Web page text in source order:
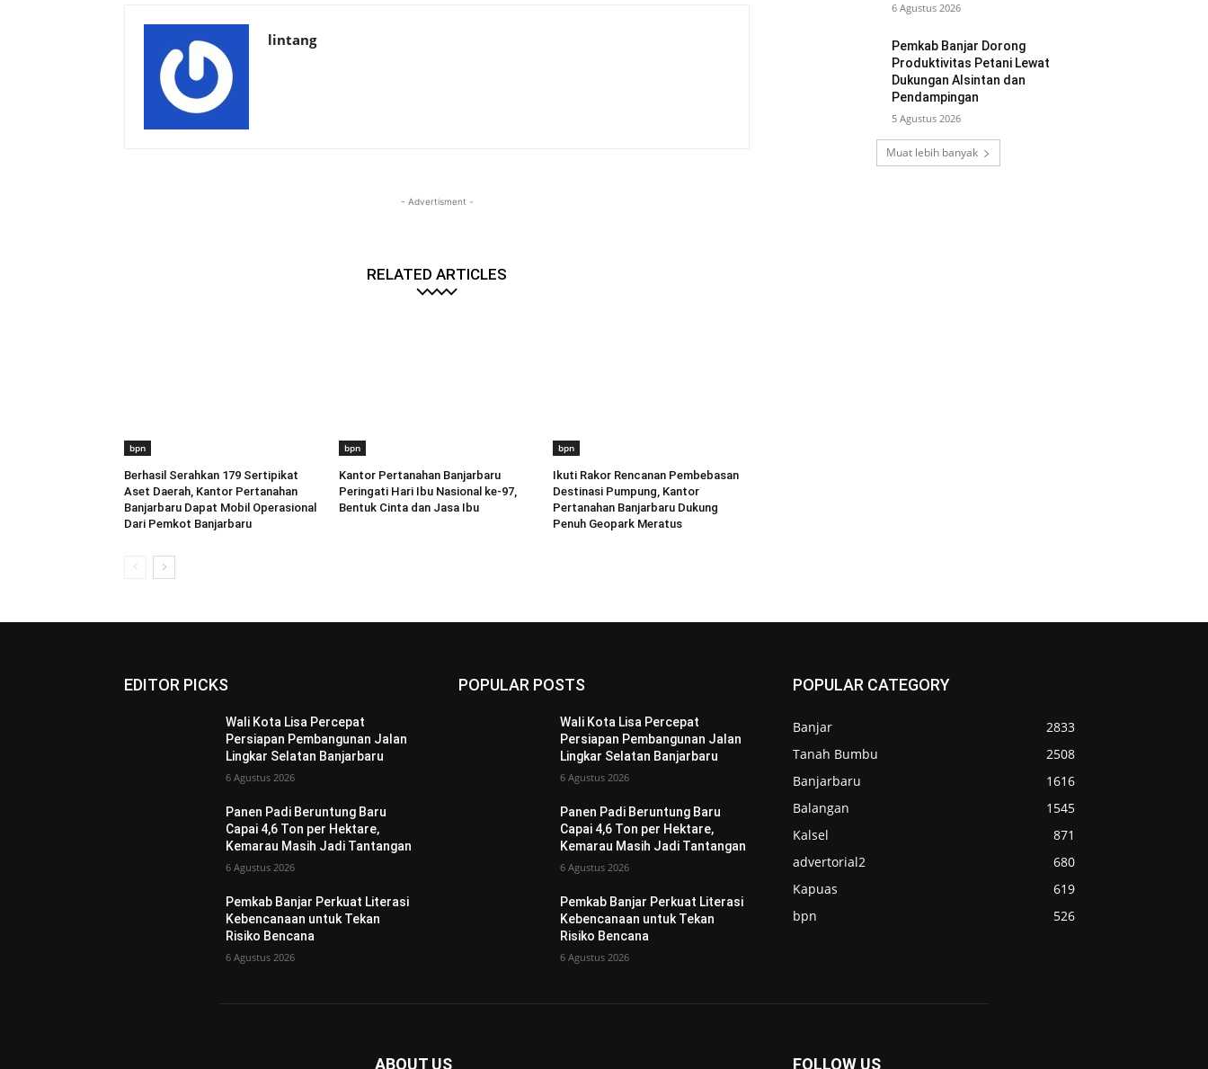
lintang
- Advertisment -
RELATED ARTICLES
bpn
Berhasil Serahkan 179 Sertipikat
Aset Daerah, Kantor Pertanahan
Banjarbaru Dapat Mobil Operasional
Dari Pemkot Banjarbaru
bpn
Kantor Pertanahan Banjarbaru
Peringati Hari Ibu Nasional ke-97,
Bentuk Cinta dan Jasa Ibu
bpn
Ikuti Rakor Rencanan Pembebasan
Destinasi Pumpung, Kantor
Pertanahan Banjarbaru Dukung
Penuh Geopark Meratus
6 Agustus 2026
Pemkab Banjar Dorong
Produktivitas Petani Lewat
Dukungan Alsintan dan
Pendampingan
5 Agustus 2026
Muat lebih banyak
EDITOR PICKS
Wali Kota Lisa Percepat
Persiapan Pembangunan Jalan
Lingkar Selatan Banjarbaru
6 Agustus 2026
Panen Padi Beruntung Baru
Capai 4,6 Ton per Hektare,
Kemarau Masih Jadi Tantangan
6 Agustus 2026
Pemkab Banjar Perkuat Literasi
Kebencanaan untuk Tekan
Risiko Bencana
6 Agustus 2026
POPULAR POSTS
Wali Kota Lisa Percepat
Persiapan Pembangunan Jalan
Lingkar Selatan Banjarbaru
6 Agustus 2026
Panen Padi Beruntung Baru
Capai 4,6 Ton per Hektare,
Kemarau Masih Jadi Tantangan
6 Agustus 2026
Pemkab Banjar Perkuat Literasi
Kebencanaan untuk Tekan
Risiko Bencana
6 Agustus 2026
POPULAR CATEGORY
Banjar
2833
Tanah Bumbu
2508
Banjarbaru
1616
Balangan
1545
Kalsel
871
advertorial2
680
Kapuas
619
bpn
526
ABOUT US FOLLOW US